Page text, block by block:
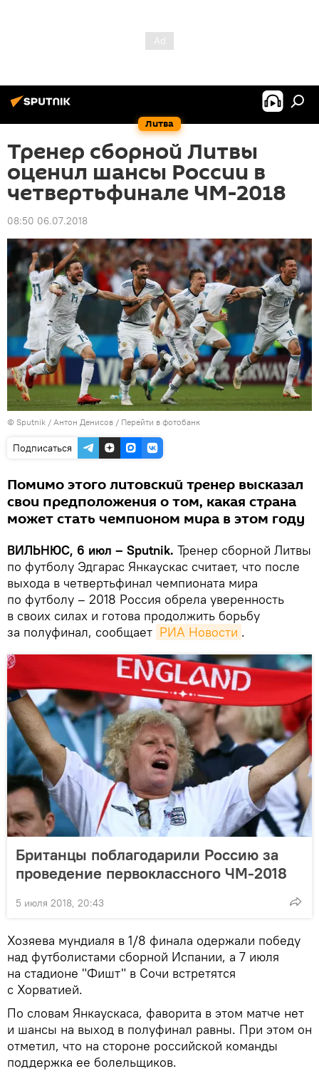
Литва
Тренер сборной Литвы
оценил шансы России в
четвертьфинале ЧМ-2018
08:50 06.07.2018
© Sputnik / Антон Денисов / Перейти в фотобанк
Подписаться
Помимо этого литовский тренер высказал
свои предположения о том, какая страна
может стать чемпионом мира в этом году
ВИЛЬНЮС, 6 июл – Sputnik. Тренер сборной Литвы
по футболу Эдгарас Янкаускас считает, что после
выхода в четвертьфинал чемпионата мира
по футболу – 2018 Россия обрела уверенность
в своих силах и готова продолжить борьбу
за полуфинал, сообщает РИА Новости .
Британцы поблагодарили Россию за
проведение первоклассного ЧМ-2018
5 июля 2018, 20:43
Хозяева мундиаля в 1/8 финала одержали победу
над футболистами сборной Испании, а 7 июля
на стадионе "Фишт" в Сочи встретятся
с Хорватией.
По словам Янкаускаса, фаворита в этом матче нет
и шансы на выход в полуфинал равны. При этом он
отметил, что на стороне российской команды
поддержка ее болельщиков.